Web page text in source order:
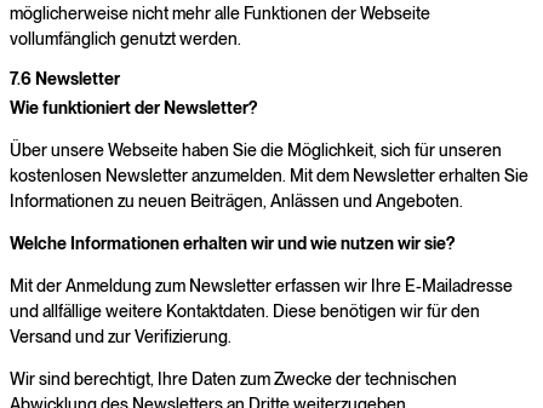
möglicherweise nicht mehr alle Funktionen der Webseite
vollumfänglich genutzt werden.
7.6 Newsletter
Wie funktioniert der Newsletter?
Über unsere Webseite haben Sie die Möglichkeit, sich für unseren
kostenlosen Newsletter anzumelden. Mit dem Newsletter erhalten Sie
Informationen zu neuen Beiträgen, Anlässen und Angeboten.
Welche Informationen erhalten wir und wie nutzen wir sie?
Mit der Anmeldung zum Newsletter erfassen wir Ihre E-Mailadresse
und allfällige weitere Kontaktdaten. Diese benötigen wir für den
Versand und zur Verifizierung.
Wir sind berechtigt, Ihre Daten zum Zwecke der technischen